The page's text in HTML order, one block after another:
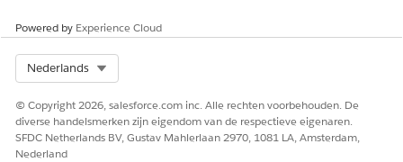
Powered by Experience Cloud
Nederlands
© Copyright 2026, salesforce.com inc. Alle rechten voorbehouden. De
diverse handelsmerken zijn eigendom van de respectieve eigenaren.
SFDC Netherlands BV, Gustav Mahlerlaan 2970, 1081 LA, Amsterdam,
Nederland